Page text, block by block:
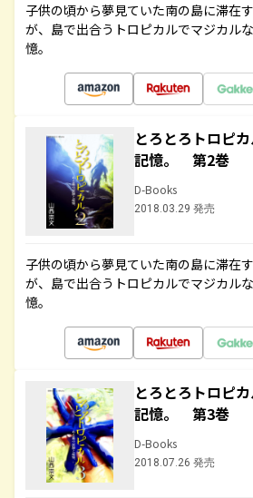
子供の頃から夢見ていた南の島に滞在
が、島で出合うトロピカルでマジカル
憶。
とろとろトロピ
記憶。 第2巻
D-Books
2018.03.29 発売
子供の頃から夢見ていた南の島に滞在
が、島で出合うトロピカルでマジカル
憶。
とろとろトロピ
記憶。 第3巻
D-Books
2018.07.26 発売